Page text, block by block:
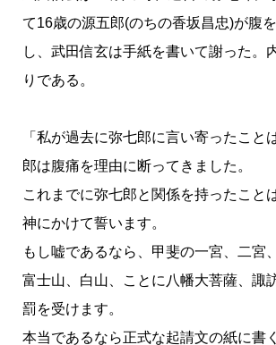
て16歳の源五郎(のちの香坂昌忠)が腹
し、武田信玄は手紙を書いて謝った。
りである。
「私が過去に弥七郎に言い寄ったこと
郎は腹痛を理由に断ってきました。
これまでに弥七郎と関係を持ったこと
神にかけて誓います。
もし嘘であるなら、甲斐の一宮、二宮
富士山、白山、ことに八幡大菩薩、諏
罰を受けます。
本当であるなら正式な起請文の紙に書